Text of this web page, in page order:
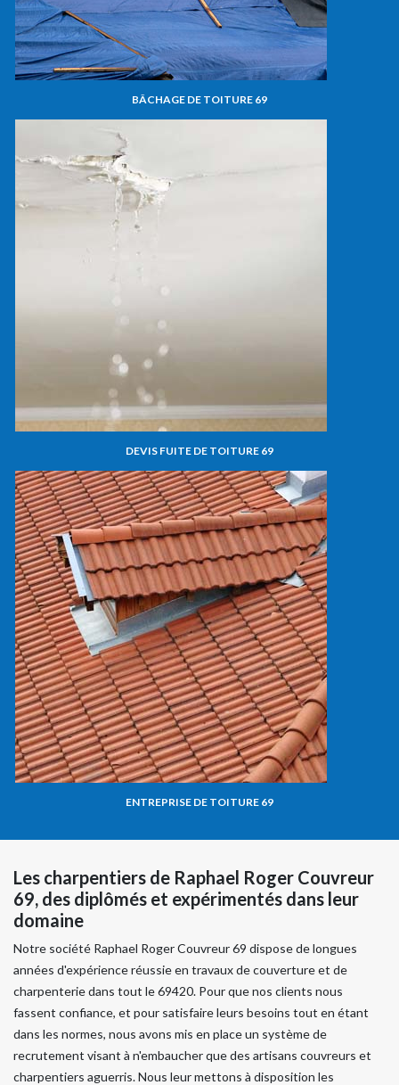
BÂCHAGE DE TOITURE 69
DEVIS FUITE DE TOITURE 69
ENTREPRISE DE TOITURE 69
Les charpentiers de Raphael Roger Couvreur
69, des diplômés et expérimentés dans leur
domaine
Notre société Raphael Roger Couvreur 69 dispose de longues
années d'expérience réussie en travaux de couverture et de
charpenterie dans tout le 69420. Pour que nos clients nous
fassent confiance, et pour satisfaire leurs besoins tout en étant
dans les normes, nous avons mis en place un système de
recrutement visant à n'embaucher que des artisans couvreurs et
charpentiers aguerris. Nous leur mettons à disposition les